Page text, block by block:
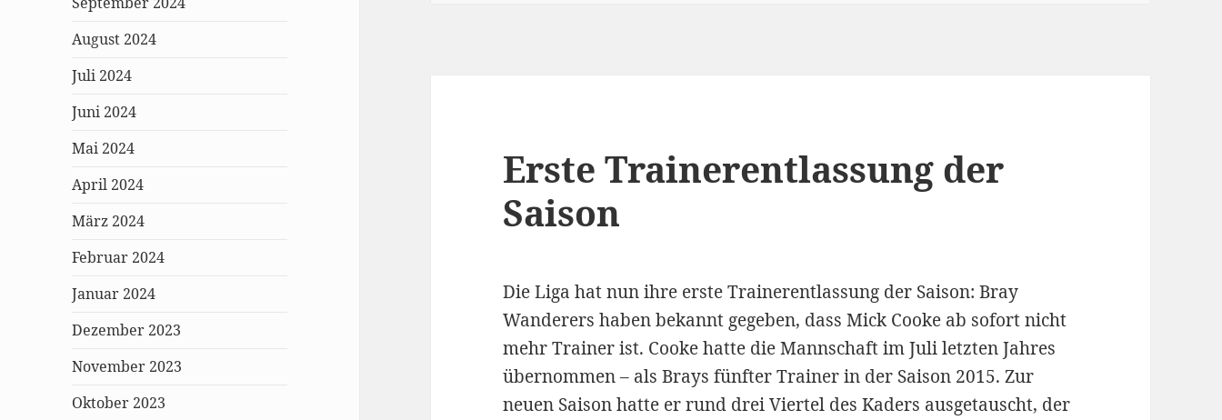
August 2024
Juli 2024
Juni 2024
Mai 2024
April 2024
März 2024
Februar 2024
Januar 2024
Dezember 2023
November 2023
Oktober 2023
Erste Trainerentlassung der
Saison
Die Liga hat nun ihre erste Trainerentlassung der Saison: Bray
Wanderers haben bekannt gegeben, dass Mick Cooke ab sofort nicht
mehr Trainer ist. Cooke hatte die Mannschaft im Juli letzten Jahres
übernommen – als Brays fünfter Trainer in der Saison 2015. Zur
neuen Saison hatte er rund drei Viertel des Kaders ausgetauscht, der